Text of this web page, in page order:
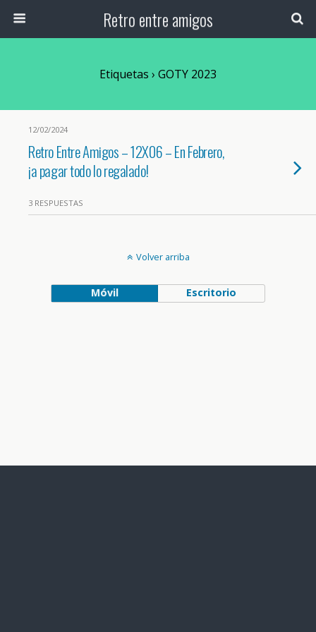
Retro entre amigos
Etiquetas › GOTY 2023
12/02/2024
Retro Entre Amigos – 12X06 – En Febrero,
¡a pagar todo lo regalado!
3 RESPUESTAS
Volver arriba
Móvil Escritorio